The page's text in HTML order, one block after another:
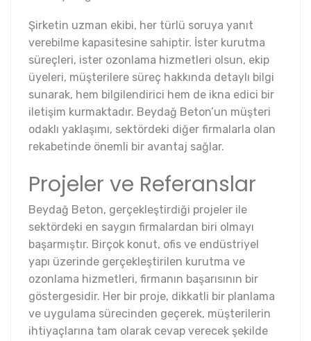
Şirketin uzman ekibi, her türlü soruya yanıt
verebilme kapasitesine sahiptir. İster kurutma
süreçleri, ister ozonlama hizmetleri olsun, ekip
üyeleri, müşterilere süreç hakkında detaylı bilgi
sunarak, hem bilgilendirici hem de ikna edici bir
iletişim kurmaktadır. Beydağ Beton’un müşteri
odaklı yaklaşımı, sektördeki diğer firmalarla olan
rekabetinde önemli bir avantaj sağlar.
Projeler ve Referanslar
Beydağ Beton, gerçekleştirdiği projeler ile
sektördeki en saygın firmalardan biri olmayı
başarmıştır. Birçok konut, ofis ve endüstriyel
yapı üzerinde gerçekleştirilen kurutma ve
ozonlama hizmetleri, firmanın başarısının bir
göstergesidir. Her bir proje, dikkatli bir planlama
ve uygulama sürecinden geçerek, müşterilerin
ihtiyaçlarına tam olarak cevap verecek şekilde